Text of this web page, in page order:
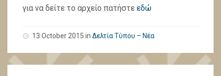
για να δείτε το αρχείο πατήστε εδώ
13 October 2015 in Δελτία Τύπου – Νέα